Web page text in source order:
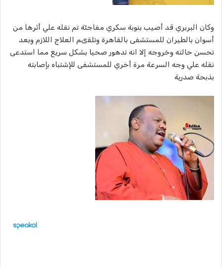
وكان البربري قد أصيب بنوبة سكري مفاجئة تم نقله علي أثرها من
أسوان بالطيران للمستشفى بالقاهرة وتلقىم العلاج اللازم وبعد
تحسن حالته وخروجه إلا انه تدهور صحيا بشكل سريع مما استدعى
نقله علي وجه السرعة مرة أخري للمستشفى للإشتباه بإصابته
بذبحة صدرية